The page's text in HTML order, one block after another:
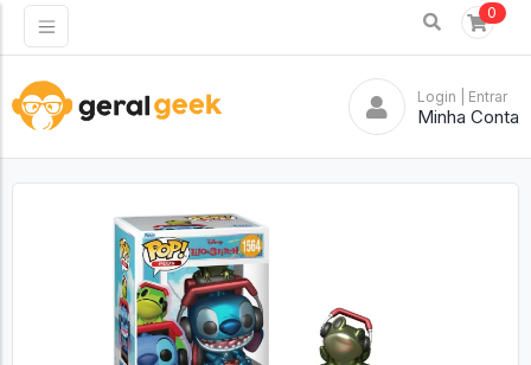
0
Login | Entrar
Minha Conta